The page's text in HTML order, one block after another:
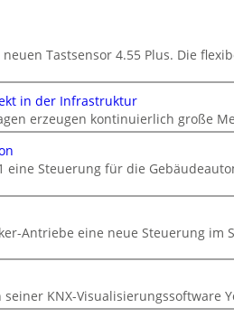
Tastsensor 4.55 Plus. Die
in der Infrastruktur
erzeugen kontinuierlich große
eine Steuerung für die
Antriebe eine neue Steuerung
KNX-Visualisierungssoftware